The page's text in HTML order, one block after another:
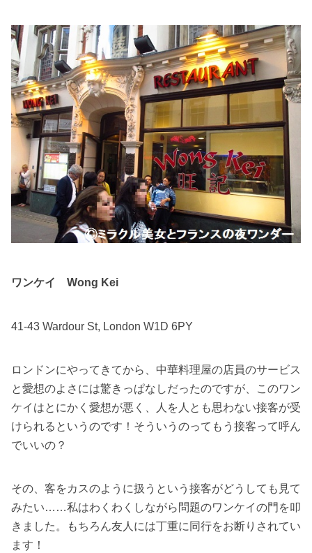
ワンケイ Wong Kei
41-43 Wardour St, London W1D 6PY
ロンドンにやってきてから、中華料理屋の店員のサービス
と愛想のよさには驚きっぱなしだったのですが、このワン
ケイはとにかく愛想が悪く、人を人とも思わない接客が受
けられるというのです！そういうのってもう接客って呼ん
でいいの？
その、客をカスのように扱うという接客がどうしても見て
みたい……私はわくわくしながら問題のワンケイの門を叩
きました。もちろん友人には丁重に同行をお断りされてい
ます！